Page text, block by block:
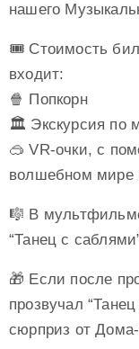
нашего
🎟 Стоимость
входит:
🍿 Попкорн
🏛 Экскурсия по
🥽 VR-очки, с
волшебном мире
🎼 В
“Танец с
🎁 Если после
прозвучал
сюрприз от